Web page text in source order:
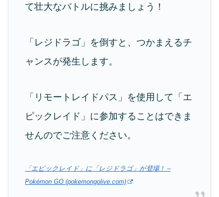
て壮大なバトルに挑みましょう！
「レジドラゴ」を倒すと、つかまえるチ
ャンスが発生します。
「リモートレイドパス」を使用して「エ
ピックレイド」に参加することはできま
せんのでご注意ください。
「エピックレイド」に「レジドラゴ」が登場！ –
Pokémon GO (pokemongolive.com)